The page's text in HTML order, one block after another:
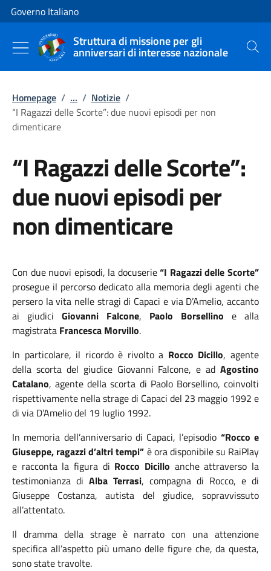
Vai al contenuto
Vai alla navigazione del sito
Governo Italiano
Struttura di missione per gli
anniversari di interesse nazionale Cerca
Homepage / ... / Notizie /
“I Ragazzi delle Scorte”: due nuovi episodi per non
dimenticare
“I Ragazzi delle Scorte”:
due nuovi episodi per
non dimenticare
Con due nuovi episodi, la docuserie“I Ragazzi delle Scorte”
prosegue il percorso dedicato alla memoria degli agenti che
persero la vita nelle stragi di Capaci e via D’Amelio, accanto
ai giudici Giovanni Falcone, Paolo Borsellino e alla
magistrata Francesca Morvillo.
In particolare, il ricordo è rivolto a Rocco Dicillo, agente
della scorta del giudice Giovanni Falcone, e ad Agostino
Catalano, agente della scorta di Paolo Borsellino, coinvolti
rispettivamente nella strage di Capaci del 23 maggio 1992 e
di via D’Amelio del 19 luglio 1992.
In memoria dell’anniversario di Capaci, l’episodio “Rocco e
Giuseppe, ragazzi d’altri tempi” è ora disponibile su RaiPlay
e racconta la figura di Rocco Dicillo anche attraverso la
testimonianza di Alba Terrasi, compagna di Rocco, e di
Giuseppe Costanza, autista del giudice, sopravvissuto
all’attentato.
Il dramma della strage è narrato con una attenzione
specifica all’aspetto più umano delle figure che, da questa,
sono state travolte.